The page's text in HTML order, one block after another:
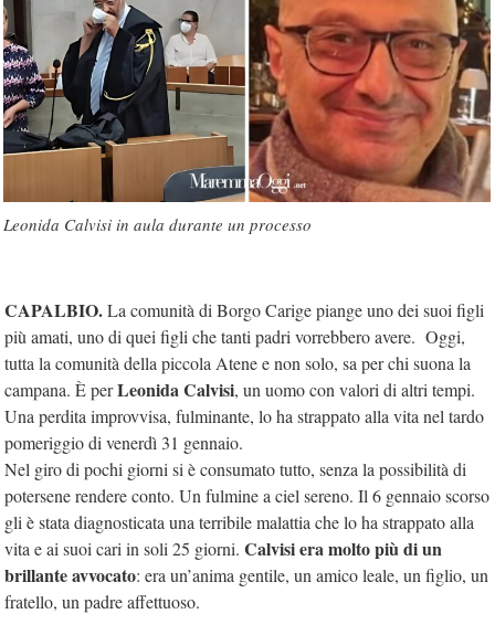
Leonida Calvisi in aula durante un processo
CAPALBIO.La comunità di Borgo Carige piange uno dei suoi figli
più amati, uno di quei figli che tanti padri vorrebbero avere. Oggi,
tutta la comunità della piccola Atene e non solo, sa per chi suona la
campana. È perLeonida Calvisi, un uomo con valori di altri tempi.
Una perdita improvvisa, fulminante, lo ha strappato alla vita nel tardo
pomeriggio di venerdì 31 gennaio.
Nel giro di pochi giorni si è consumato tutto, senza la possibilità di
potersene rendere conto. Un fulmine a ciel sereno. Il 6 gennaio scorso
gli è stata diagnosticata una terribile malattia che lo ha strappato alla
vita e ai suoi cari in soli 25 giorni. Calvisi era molto più di un
brillante avvocato: era un’anima gentile, un amico leale, un figlio, un
fratello, un padre affettuoso.